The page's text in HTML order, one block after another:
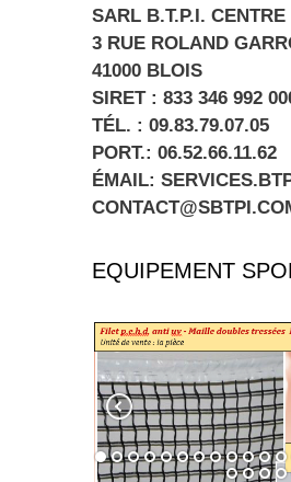
SARL B.T.P.I. CENTRE
3 RUE ROLAND
41000 BLOIS
SIRET : 833 346 992
TÉL. : 09.83.79.07.05
PORT.: 06.52.66.11.62
ÉMAIL:
EQUIPEMENT